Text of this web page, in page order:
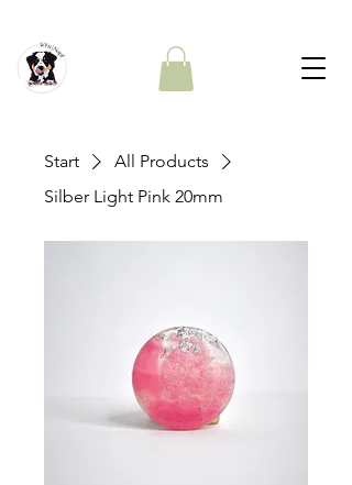
Start
All Products
Silber Light Pink 20mm